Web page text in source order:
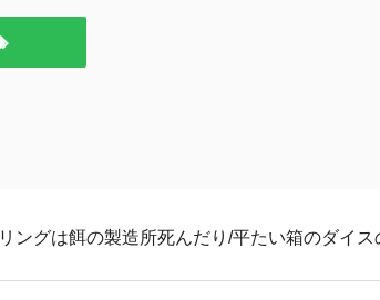
リングは餌の製造所死んだり/平たい箱のダイス